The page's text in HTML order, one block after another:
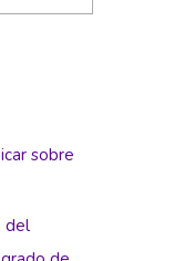
sobre
del